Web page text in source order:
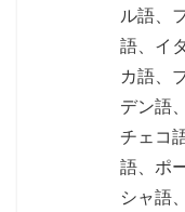
ル語、
語、イ
カ語、
デン語
チェコ
語、ポ
シャ語